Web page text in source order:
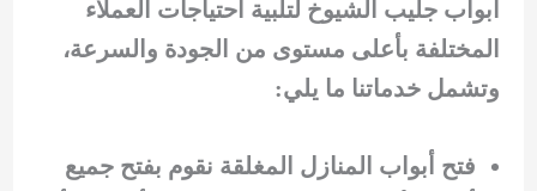
أبواب جليب الشيوخ لتلبية احتياجات العملاء
المختلفة بأعلى مستوى من الجودة والسرعة،
وتشمل خدماتنا ما يلي:
فتح أبواب المنازل المغلقة نقوم بفتح جميع